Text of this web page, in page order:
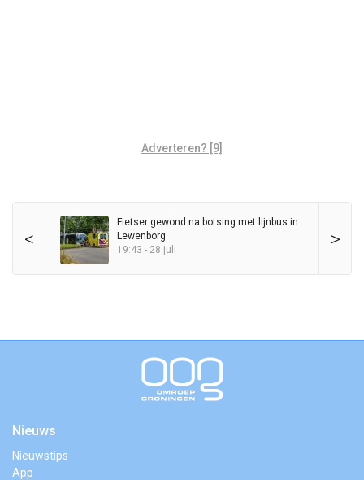
Adverteren? [9]
< >
Fietser gewond na botsing met lijnbus in
Lewenborg
19:43 - 28 juli
Nieuws
Nieuwstips
App